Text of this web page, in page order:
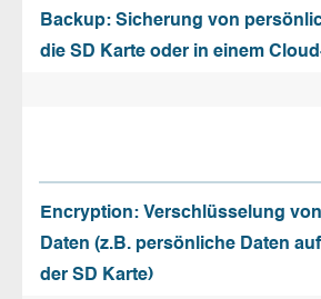
Backup: Sicherung von
die SD Karte oder in einem
Encryption: Verschlüsselung
Daten (z.B. persönliche Daten
der SD Karte)